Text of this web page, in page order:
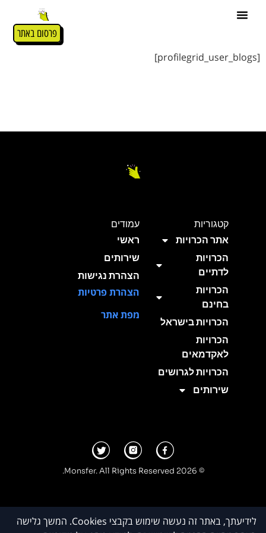
פרסום באתר User Blogs
[profilegrid_user_blogs]
קטגוריות
אתר הכרויות
הכרויות
לדתיים
הכרויות
בחינם
הכרויות בישראל
הכרויות
לאקדמאים
הכרויות לגרושים
שירותים
עמודים
ראשי
שירותים
הצהרת נגישות
הצהרת פרטיות
מפת אתר
© 2026 Monsfer. All Rights Reserved.
לידיעתך, באתר זה נעשה שימוש בקבצי Cookies. המשך גלישה